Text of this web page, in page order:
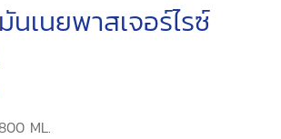
เนยพาสเจอร์ไรซ์
ML.